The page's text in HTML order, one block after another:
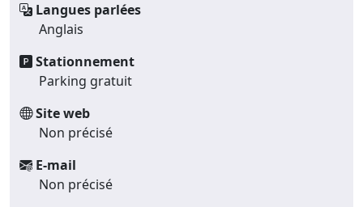
Langues parlées
Anglais
Stationnement
Parking gratuit
Site web
Non précisé
E-mail
Non précisé